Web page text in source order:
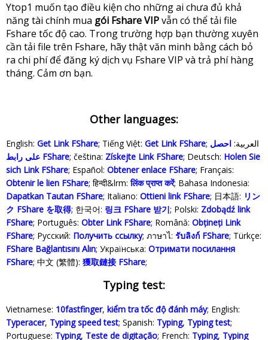
Ytop1 muốn tạo điều kiện cho những ai chưa đủ khả
năng tài chính mua gói Fshare VIPvẫn có thể tải file
Fshare tốc độ cao. Trong trường hợp bạn thường xuyên
cần tải file trên Fshare, hãy thật văn minh bằng cách bỏ
ra chi phí để đăng ký dịch vụ Fshare VIP và trả phí hàng
tháng. Cảm ơn bạn.
Other languages:
English: Get Link FShare; Tiếng Việt: Get Link FShare ; العربية: احصل
على رابط FShare; čeština: Získejte Link FShare; Deutsch: Holen Sie
sich Link FShare; Español: Obtener enlace FShare; Français:
Obtenir le lien FShare; हिन्दी&lrm:लिंक प्राप्त करें; Bahasa Indonesia‬:
Dapatkan Tautan FShare; Italiano: Ottieni link FShare; 日本語: リン
ク FShare を取得; 한국어: 링크 FShare 받기; Polski‎: Zdobądź link
FShare; Português: Obter Link FShare; Română: Obțineți Link
FShare; Русский: Получить ссылку; ภาษาไ: รับลิงก์ FShare; Türkçe‬:
FShare Bağlantısını Alın; Українська‬: Отримати посилання
FShare; 中文 (繁體): 獲取鏈接 FShare;
Typing test:
Vietnamese: 10fastfinger, kiểm tra tốc độ đánh máy; English:
Typeracer, Typing speed test; Spanish: Typing, Typing test;
Portuguese: Typing, Teste de digitação; French: Typing, Typing